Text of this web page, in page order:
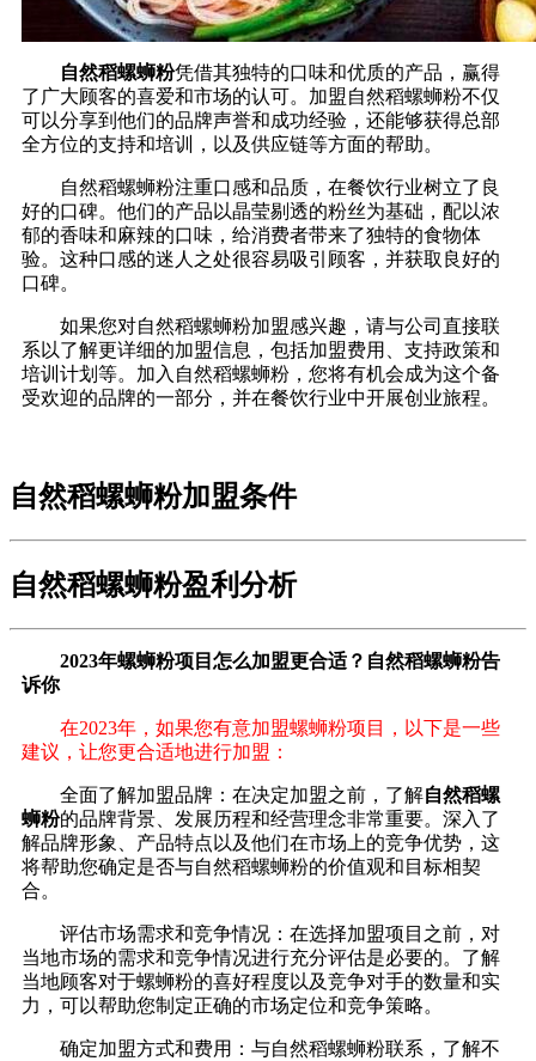
自然稻螺蛳粉凭借其独特的口味和优质的产品，赢得
了广大顾客的喜爱和市场的认可。加盟自然稻螺蛳粉不仅
可以分享到他们的品牌声誉和成功经验，还能够获得总部
全方位的支持和培训，以及供应链等方面的帮助。
自然稻螺蛳粉注重口感和品质，在餐饮行业树立了良
好的口碑。他们的产品以晶莹剔透的粉丝为基础，配以浓
郁的香味和麻辣的口味，给消费者带来了独特的食物体
验。这种口感的迷人之处很容易吸引顾客，并获取良好的
口碑。
如果您对自然稻螺蛳粉加盟感兴趣，请与公司直接联
系以了解更详细的加盟信息，包括加盟费用、支持政策和
培训计划等。加入自然稻螺蛳粉，您将有机会成为这个备
受欢迎的品牌的一部分，并在餐饮行业中开展创业旅程。
自然稻螺蛳粉加盟条件
自然稻螺蛳粉盈利分析
2023年螺蛳粉项目怎么加盟更合适？自然稻螺蛳粉告
诉你
在2023年，如果您有意加盟螺蛳粉项目，以下是一些
建议，让您更合适地进行加盟：
全面了解加盟品牌：在决定加盟之前，了解自然稻螺
蛳粉的品牌背景、发展历程和经营理念非常重要。深入了
解品牌形象、产品特点以及他们在市场上的竞争优势，这
将帮助您确定是否与自然稻螺蛳粉的价值观和目标相契
合。
评估市场需求和竞争情况：在选择加盟项目之前，对
当地市场的需求和竞争情况进行充分评估是必要的。了解
当地顾客对于螺蛳粉的喜好程度以及竞争对手的数量和实
力，可以帮助您制定正确的市场定位和竞争策略。
确定加盟方式和费用：与自然稻螺蛳粉联系，了解不